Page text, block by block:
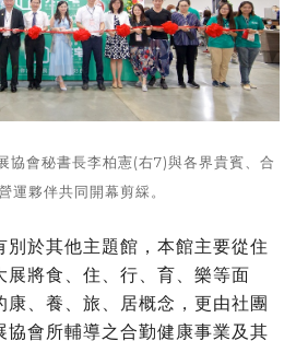
協會秘書長李柏憲(右7)與各界貴賓、合
運夥伴共同開幕剪綵。
別於其他主題館，本館主要從住
展將食、住、行、育、樂等面
康、養、旅、居概念，更由社團
協會所輔導之合勤健康事業及其